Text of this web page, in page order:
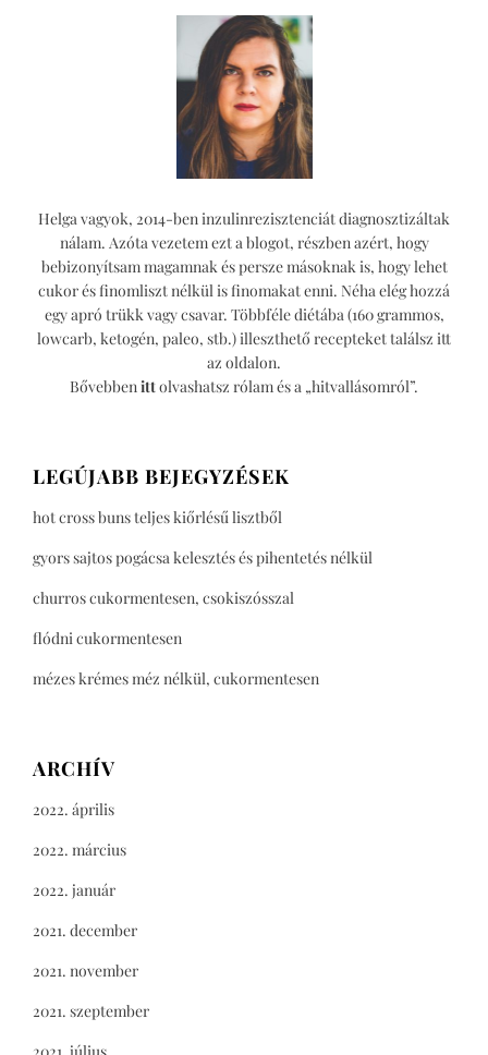
Helga vagyok, 2014-ben inzulinrezisztenciát diagnosztizáltak
nálam. Azóta vezetem ezt a blogot, részben azért, hogy
bebizonyítsam magamnak és persze másoknak is, hogy lehet
cukor és finomliszt nélkül is finomakat enni. Néha elég hozzá
egy apró trükk vagy csavar. Többféle diétába (160 grammos,
lowcarb, ketogén, paleo, stb.) illeszthető recepteket találsz itt
az oldalon.
Bővebben ittolvashatsz rólam és a „hitvallásomról”.
LEGÚJABB BEJEGYZÉSEK
hot cross buns teljes kiőrlésű lisztből
gyors sajtos pogácsa kelesztés és pihentetés nélkül
churros cukormentesen, csokiszósszal
flódni cukormentesen
mézes krémes méz nélkül, cukormentesen
ARCHÍV
2022. április
2022. március
2022. január
2021. december
2021. november
2021. szeptember
2021. július